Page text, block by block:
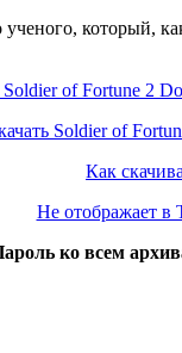
который,
Soldier of Fortune 2
Soldier of
Как
Не отображает в
ко всем